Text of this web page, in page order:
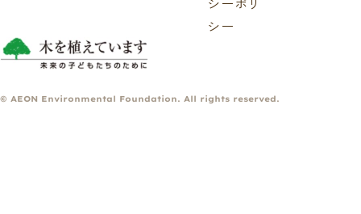
シー
© AEON Environmental Foundation. All rights reserved.